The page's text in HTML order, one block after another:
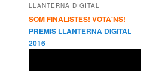
LLANTERNA DIGITAL
SOM FINALISTES! VOTA'NS!
PREMIS LLANTERNA DIGITAL
2016